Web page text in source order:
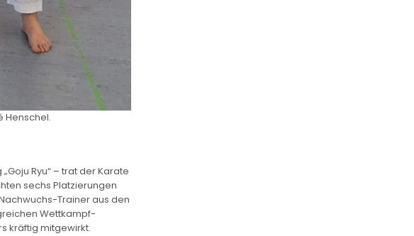
Henschel.
Ryu“ – trat der Karate
sechs Platzierungen
Trainer aus den
Wettkampf-
kräftig mitgewirkt.